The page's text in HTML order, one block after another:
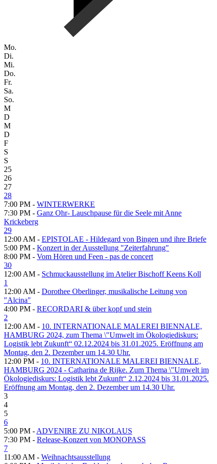
Mo.
Di.
Mi.
Do.
Fr.
Sa.
So.
M
D
M
D
F
S
S
25
26
27
28
7:00 PM - WINTERWERKE
7:30 PM - Ganz Ohr- Lauschpause für die Seele mit Anne
Krickeberg
29
12:00 AM - EPISTOLAE - Hildegard von Bingen und ihre Briefe
5:00 PM - Konzert in der Ausstellung "Zeiterfahrung"
8:00 PM - Vom Hören und Feen - pas de concert
30
12:00 AM - Schmuckausstellung im Atelier Bischoff Keens Koll
1
12:00 AM - Dorothee Oberlinger, musikalische Leitung von
"Alcina"
4:00 PM - RECORDARI & über kopf und stein
2
12:00 AM - 10. INTERNATIONALE MALEREI BIENNALE,
HAMBURG 2024, zum Thema \"Umwelt im Ökologiediskurs:
Logistik lebt Zukunft“ 02.12.2024 bis 31.01.2025. Eröffnung am
Montag, den 2. Dezember um 14.30 Uhr.
12:00 PM - 10. INTERNATIONALE MALEREI BIENNALE,
HAMBURG 2024 - Catharina de Rijke. Zum Thema \"Umwelt im
Ökologiediskurs: Logistik lebt Zukunft“ 2.12.2024 bis 31.01.2025.
Eröffnung am Montag, den 2. Dezember um 14.30 Uhr.
3
4
5
6
5:00 PM - ADVENIRE ZU NIKOLAUS
7:30 PM - Release-Konzert von MONOPASS
7
11:00 AM - Weihnachtsausstellung